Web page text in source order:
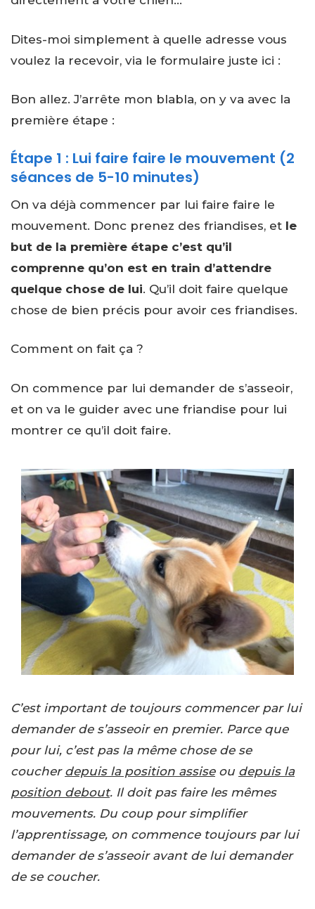
Dites-moi simplement à quelle adresse vous
voulez la recevoir, via le formulaire juste ici :
Bon allez. J’arrête mon blabla, on y va avec la
première étape :
Étape 1 : Lui faire faire le mouvement (2
séances de 5-10 minutes)
On va déjà commencer par lui faire faire le
mouvement. Donc prenez des friandises, et le
but de la première étape c’est qu’il
comprenne qu’on est en train d’attendre
quelque chose de lui. Qu’il doit faire quelque
chose de bien précis pour avoir ces friandises.
Comment on fait ça ?
On commence par lui demander de s’asseoir,
et on va le guider avec une friandise pour lui
montrer ce qu’il doit faire.
C’est important de toujours commencer par lui
demander de s’asseoir en premier. Parce que
pour lui, c’est pas la même chose de se
coucher depuis la position assiseou depuis la
position debout. Il doit pas faire les mêmes
mouvements. Du coup pour simplifier
l’apprentissage, on commence toujours par lui
demander de s’asseoir avant de lui demander
de se coucher.